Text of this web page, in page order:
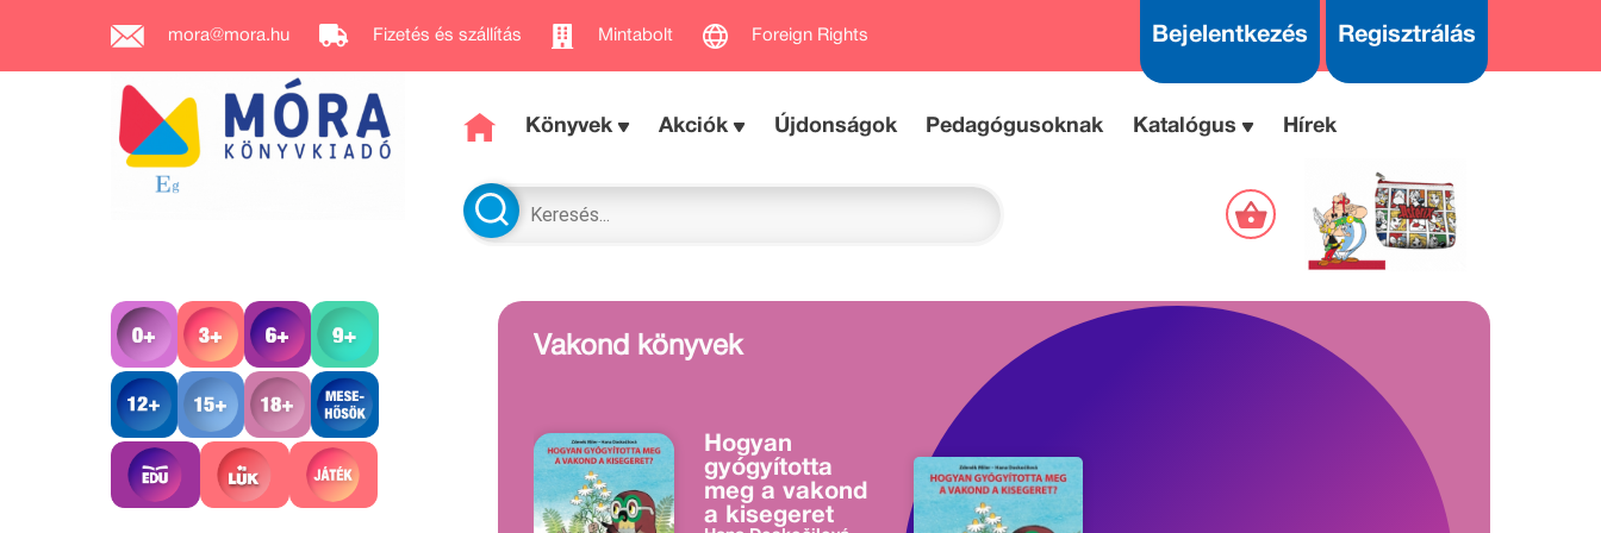
mora@mora.hu Fizetés és szállítás Mintabolt Foreign Rights Bejelentkezés Regisztrálás
Könyvek Akciók Újdonságok Pedagógusoknak Katalógus Hírek
Vakond könyvek
Hogyan
gyógyította
meg a vakond
a kisegeret